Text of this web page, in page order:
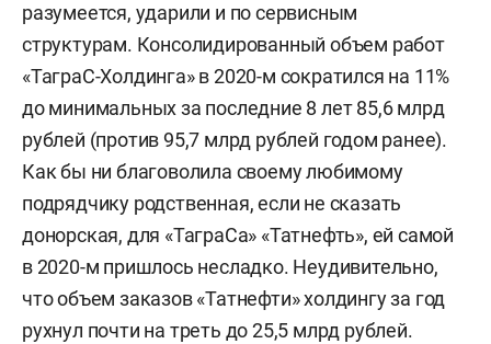
разумеется, ударили и по сервисным
структурам. Консолидированный объем работ
«ТаграС-Холдинга» в 2020-м сократился на 11%
до минимальных за последние 8 лет 85,6 млрд
рублей (против 95,7 млрд рублей годом ранее).
Как бы ни благоволила своему любимому
подрядчику родственная, если не сказать
донорская, для «ТаграСа» «Татнефть», ей самой
в 2020-м пришлось несладко. Неудивительно,
что объем заказов «Татнефти» холдингу за год
рухнул почти на треть до 25,5 млрд рублей.